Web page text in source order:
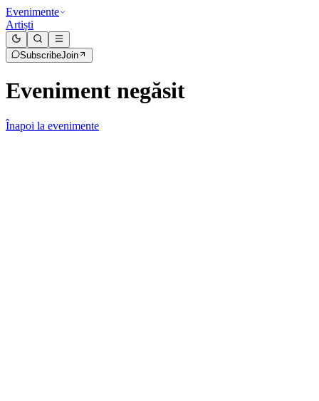
Evenimente
Artiști
SubscribeJoin
Eveniment negăsit
Înapoi la evenimente